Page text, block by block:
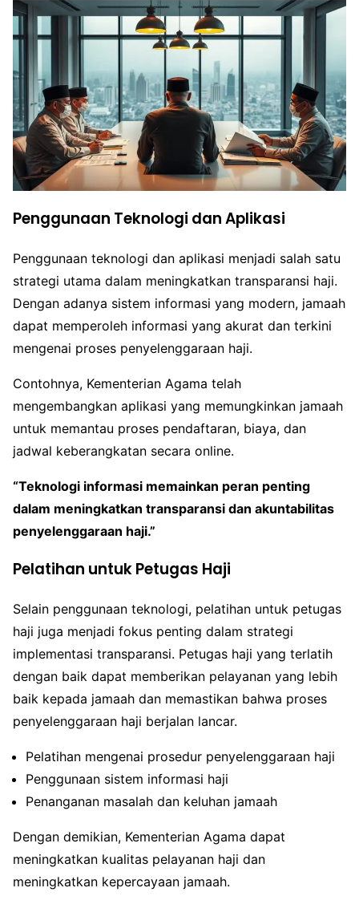
Penggunaan Teknologi dan Aplikasi
Penggunaan teknologi dan aplikasi menjadi salah satu
strategi utama dalam meningkatkan transparansi haji.
Dengan adanya sistem informasi yang modern, jamaah
dapat memperoleh informasi yang akurat dan terkini
mengenai proses penyelenggaraan haji.
Contohnya, Kementerian Agama telah
mengembangkan aplikasi yang memungkinkan jamaah
untuk memantau proses pendaftaran, biaya, dan
jadwal keberangkatan secara online.
“Teknologi informasi memainkan peran penting
dalam meningkatkan transparansi dan akuntabilitas
penyelenggaraan haji.”
Pelatihan untuk Petugas Haji
Selain penggunaan teknologi, pelatihan untuk petugas
haji juga menjadi fokus penting dalam strategi
implementasi transparansi. Petugas haji yang terlatih
dengan baik dapat memberikan pelayanan yang lebih
baik kepada jamaah dan memastikan bahwa proses
penyelenggaraan haji berjalan lancar.
Pelatihan mengenai prosedur penyelenggaraan haji
Penggunaan sistem informasi haji
Penanganan masalah dan keluhan jamaah
Dengan demikian, Kementerian Agama dapat
meningkatkan kualitas pelayanan haji dan
meningkatkan kepercayaan jamaah.